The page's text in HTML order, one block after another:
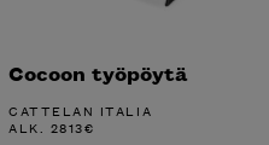
Cocoon työpöytä
CATTELAN ITALIA
ALK. 2813€